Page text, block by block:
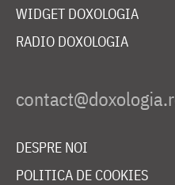
WIDGET DOXOLOGIA
RADIO DOXOLOGIA
DESPRE NOI
POLITICA DE COOKIES